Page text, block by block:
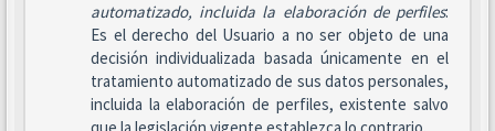
automatizado, incluida la elaboración de perfiles:
Es el derecho del Usuario a no ser objeto de una
decisión individualizada basada únicamente en el
tratamiento automatizado de sus datos personales,
incluida la elaboración de perfiles, existente salvo